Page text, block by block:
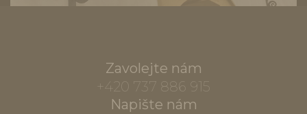
Zavolejte nám
+420 737 886 915
Napište nám